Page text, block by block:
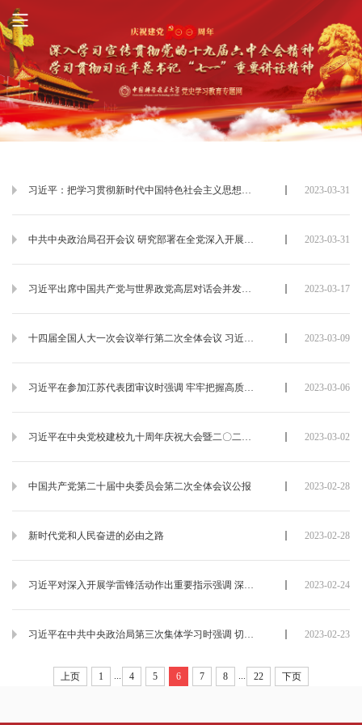
习近平：把学习贯彻新时代中国特色社会主义思想不断引向深入 2023-03-31
中共中央政治局召开会议 研究部署在全党深入开展学习贯彻习近平新时代中国特色社会主义思想主题教育工作 审议《领导干部报告个人有关事项规定》 中共中央总书记习近平主持会议 2023-03-31
习近平出席中国共产党与世界政党高层对话会并发表主旨讲话 2023-03-17
十四届全国人大一次会议举行第二次全体会议 习近平李强赵乐际王沪宁韩正蔡奇丁薛祥李希等在主席台就座 栗战书作全国人大常委会工作报告 听取和审议最高人民法院工作报告和最高人民检察院工作报告 听取关于国务院机构改革方案的说明 2023-03-09
习近平在参加江苏代表团审议时强调 牢牢把握高质量发展这个首要任务 2023-03-06
习近平在中央党校建校九十周年庆祝大会暨二〇二三年春季学期开学典礼上发表重要讲话强调 坚守党校初心 努力为党育才为党献策 蔡奇丁薛祥出席 2023-03-02
中国共产党第二十届中央委员会第二次全体会议公报 2023-02-28
新时代党和人民奋进的必由之路 2023-02-28
习近平对深入开展学雷锋活动作出重要指示强调 深刻把握雷锋精神的时代内涵 让雷锋精神在新时代绽放更加璀璨的光芒 2023-02-24
习近平在中共中央政治局第三次集体学习时强调 切实加强基础研究 夯实科技自立自强根基 2023-02-23
上页 1 4 5 6 7 8 22 下页